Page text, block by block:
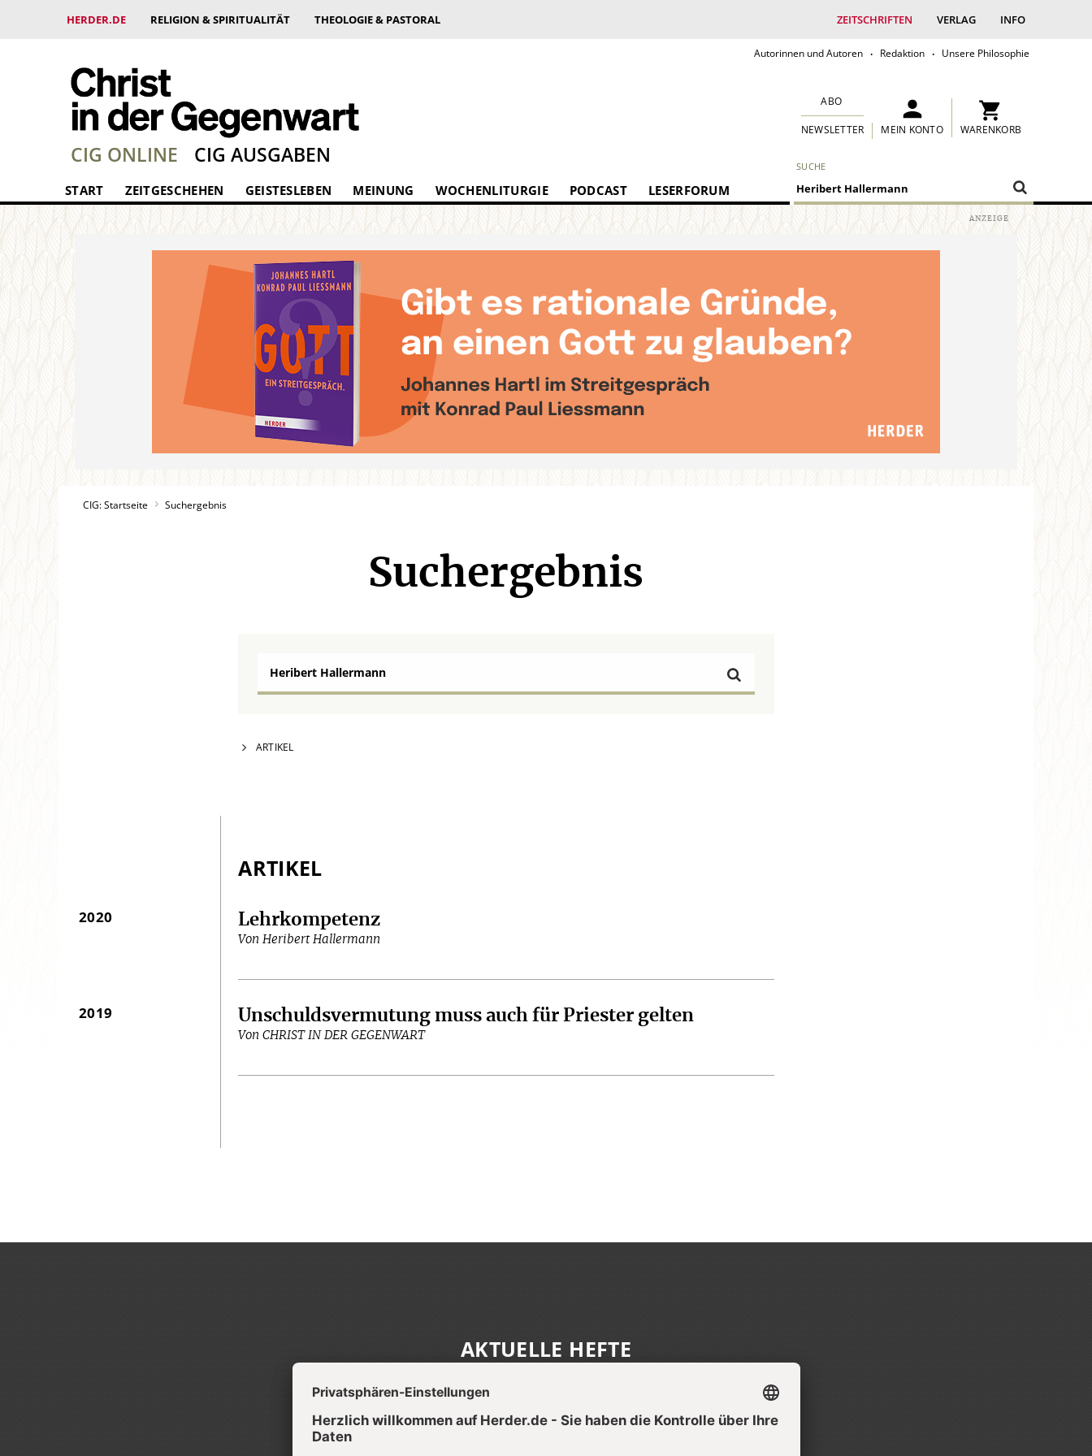
HERDER.DE RELIGION & SPIRITUALITÄT THEOLOGIE & PASTORAL ZEITSCHRIFTEN VERLAG INFO
Autorinnen und Autoren Redaktion Unsere Philosophie
SUCHE
ABO
NEWSLETTER MEIN KONTO WARENKORB
CIG ONLINE CIG AUSGABEN
START ZEITGESCHEHEN GEISTESLEBEN MEINUNG WOCHENLITURGIE PODCAST LESERFORUM
CIG: Startseite Suchergebnis
Suchergebnis
ARTIKEL
ARTIKEL
2020 Lehrkompetenz
Von Heribert Hallermann
2019 Unschuldsvermutung muss auch für Priester gelten
Von CHRIST IN DER GEGENWART
AKTUELLE HEFTE